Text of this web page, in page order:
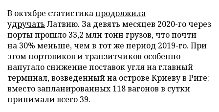
В октябре статистикапродолжила
удручать Латвию. За девять месяцев 2020-го через
порты прошло 33,2 млн тонн грузов, что почти
на 30% меньше, чем в тот же период 2019-го. При
этом портовиков и транзитчиков особенно
напугало снижение поставок угля на главный
терминал, возведенный на острове Криеву в Риге:
вместо запланированных 118 вагонов в сутки
принимали всего 39.